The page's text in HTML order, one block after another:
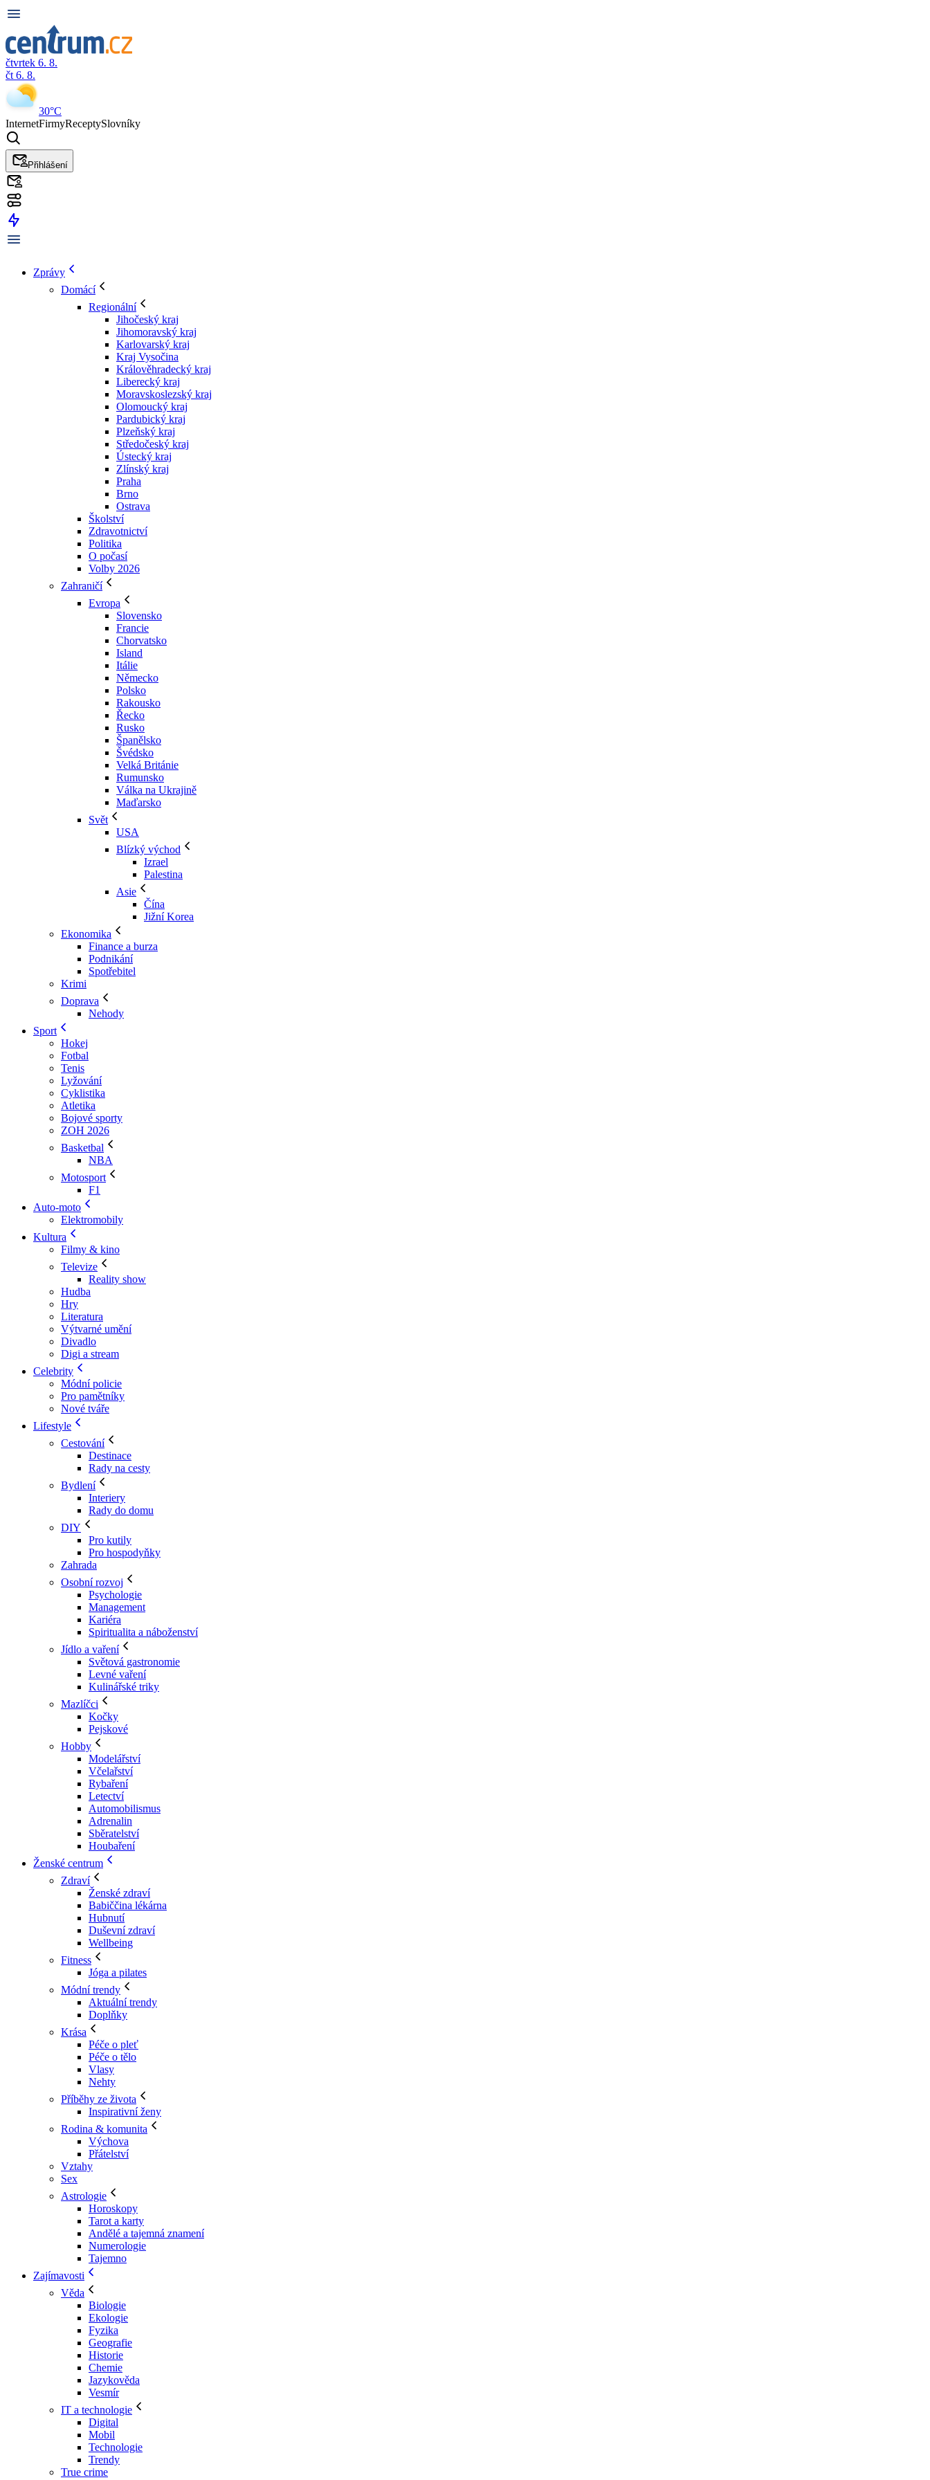
čtvrtek 6. 8.
čt 6. 8.
30°C
InternetFirmyReceptySlovníky
Přihlášení
Zprávy
Domácí
Regionální
Jihočeský kraj
Jihomoravský kraj
Karlovarský kraj
Kraj Vysočina
Králověhradecký kraj
Liberecký kraj
Moravskoslezský kraj
Olomoucký kraj
Pardubický kraj
Plzeňský kraj
Středočeský kraj
Ústecký kraj
Zlínský kraj
Praha
Brno
Ostrava
Školství
Zdravotnictví
Politika
O počasí
Volby 2026
Zahraničí
Evropa
Slovensko
Francie
Chorvatsko
Island
Itálie
Německo
Polsko
Rakousko
Řecko
Rusko
Španělsko
Švédsko
Velká Británie
Rumunsko
Válka na Ukrajině
Maďarsko
Svět
USA
Blízký východ
Izrael
Palestina
Asie
Čína
Jižní Korea
Ekonomika
Finance a burza
Podnikání
Spotřebitel
Krimi
Doprava
Nehody
Sport
Hokej
Fotbal
Tenis
Lyžování
Cyklistika
Atletika
Bojové sporty
ZOH 2026
Basketbal
NBA
Motosport
F1
Auto-moto
Elektromobily
Kultura
Filmy & kino
Televize
Reality show
Hudba
Hry
Literatura
Výtvarné umění
Divadlo
Digi a stream
Celebrity
Módní policie
Pro pamětníky
Nové tváře
Lifestyle
Cestování
Destinace
Rady na cesty
Bydlení
Interiery
Rady do domu
DIY
Pro kutily
Pro hospodyňky
Zahrada
Osobní rozvoj
Psychologie
Management
Kariéra
Spiritualita a náboženství
Jídlo a vaření
Světová gastronomie
Levné vaření
Kulinářské triky
Mazlíčci
Kočky
Pejskové
Hobby
Modelářství
Včelařství
Rybaření
Letectví
Automobilismus
Adrenalin
Sběratelství
Houbaření
Ženské centrum
Zdraví
Ženské zdraví
Babiččina lékárna
Hubnutí
Duševní zdraví
Wellbeing
Fitness
Jóga a pilates
Módní trendy
Aktuální trendy
Doplňky
Krása
Péče o pleť
Péče o tělo
Vlasy
Nehty
Příběhy ze života
Inspirativní ženy
Rodina & komunita
Výchova
Přátelství
Vztahy
Sex
Astrologie
Horoskopy
Tarot a karty
Andělé a tajemná znamení
Numerologie
Tajemno
Zajímavosti
Věda
Biologie
Ekologie
Fyzika
Geografie
Historie
Chemie
Jazykověda
Vesmír
IT a technologie
Digital
Mobil
Technologie
Trendy
True crime